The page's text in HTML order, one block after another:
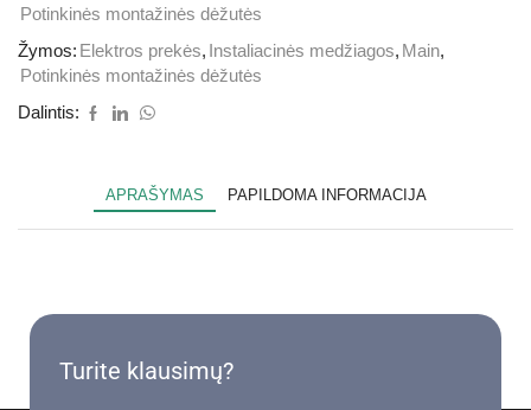
Potinkinės montažinės dėžutės
Žymos: Elektros prekės, Instaliacinės medžiagos, Main,
Potinkinės montažinės dėžutės
Dalintis:
APRAŠYMAS PAPILDOMA INFORMACIJA
Turite klausimų?